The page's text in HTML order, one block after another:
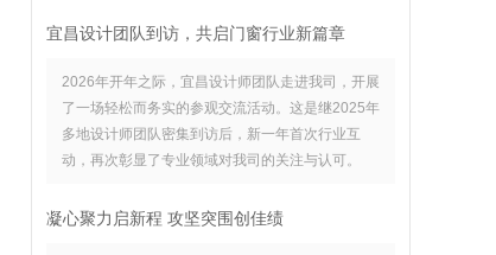
宜昌设计团队到访，共启门窗行业新篇章
2026年开年之际，宜昌设计师团队走进我司，开展
了一场轻松而务实的参观交流活动。这是继2025年
多地设计师团队密集到访后，新一年首次行业互
动，再次彰显了专业领域对我司的关注与认可。
凝心聚力启新程 攻坚突围创佳绩